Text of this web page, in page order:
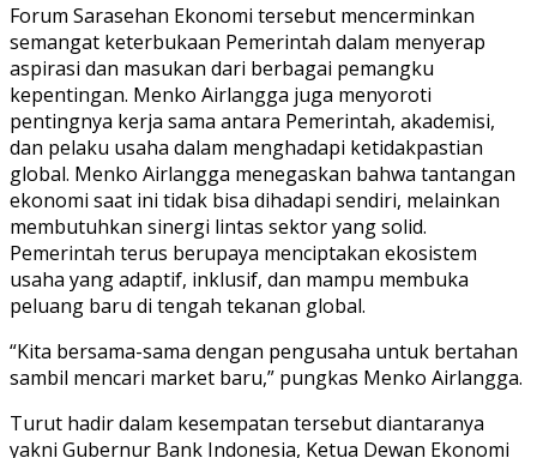
Forum Sarasehan Ekonomi tersebut mencerminkan
semangat keterbukaan Pemerintah dalam menyerap
aspirasi dan masukan dari berbagai pemangku
kepentingan. Menko Airlangga juga menyoroti
pentingnya kerja sama antara Pemerintah, akademisi,
dan pelaku usaha dalam menghadapi ketidakpastian
global. Menko Airlangga menegaskan bahwa tantangan
ekonomi saat ini tidak bisa dihadapi sendiri, melainkan
membutuhkan sinergi lintas sektor yang solid.
Pemerintah terus berupaya menciptakan ekosistem
usaha yang adaptif, inklusif, dan mampu membuka
peluang baru di tengah tekanan global.
“Kita bersama-sama dengan pengusaha untuk bertahan
sambil mencari market baru,” pungkas Menko Airlangga.
Turut hadir dalam kesempatan tersebut diantaranya
yakni Gubernur Bank Indonesia, Ketua Dewan Ekonomi